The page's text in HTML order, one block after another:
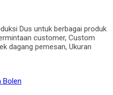
Dus untuk berbagai produk
customer, Custom
dagang pemesan, Ukuran